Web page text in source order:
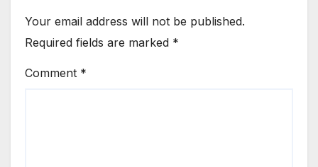
Your email address will not be published.
Required fields are marked *
Comment *